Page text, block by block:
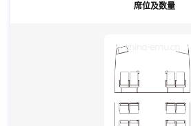
席位及数量
china-emu.cn